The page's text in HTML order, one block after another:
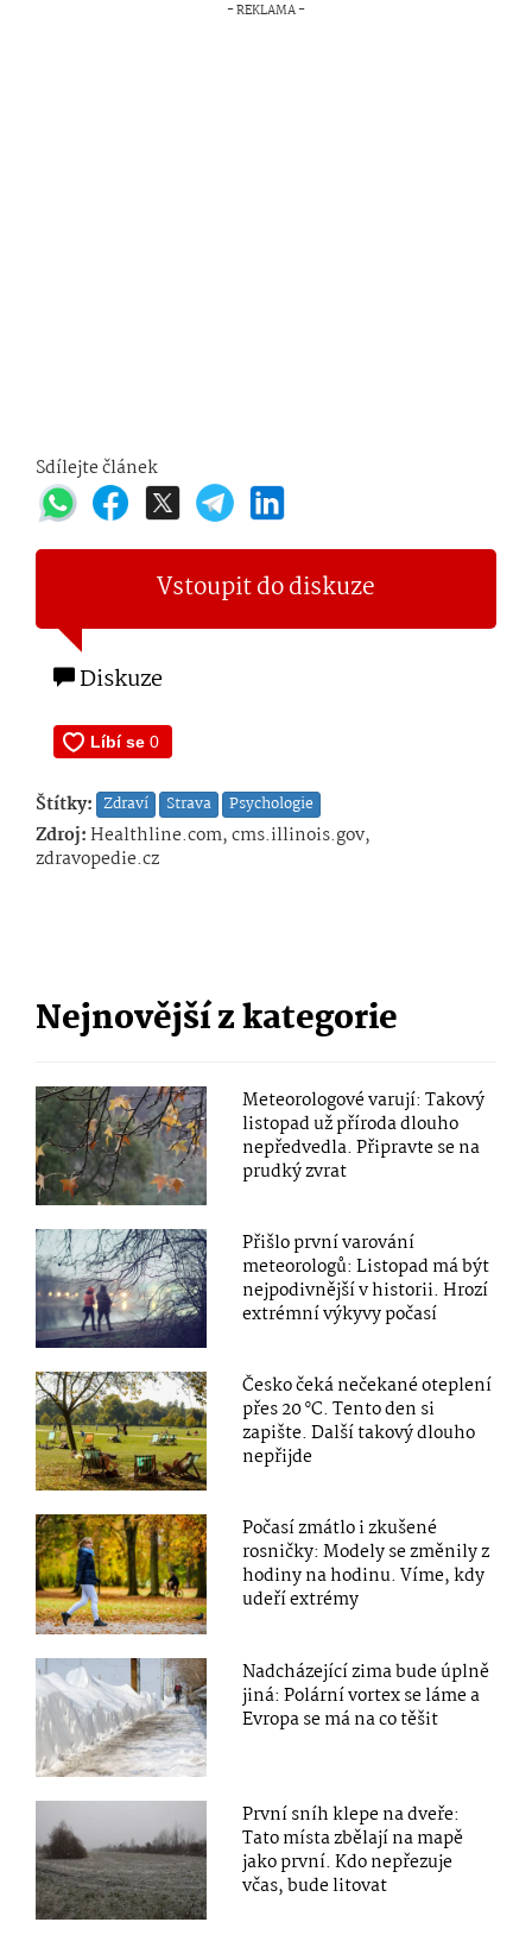
Sdílejte článek
Vstoupit do diskuze
Diskuze
Štítky: Zdraví Strava Psychologie
Zdroj:Healthline.com, cms.illinois.gov,
zdravopedie.cz
Nejnovější z kategorie
Meteorologové varují: Takový
listopad už příroda dlouho
nepředvedla. Připravte se na
prudký zvrat
Přišlo první varování
meteorologů: Listopad má být
nejpodivnější v historii. Hrozí
extrémní výkyvy počasí
Česko čeká nečekané oteplení
přes 20 °C. Tento den si
zapište. Další takový dlouho
nepřijde
Počasí zmátlo i zkušené
rosničky: Modely se změnily z
hodiny na hodinu. Víme, kdy
udeří extrémy
Nadcházející zima bude úplně
jiná: Polární vortex se láme a
Evropa se má na co těšit
První sníh klepe na dveře:
Tato místa zbělají na mapě
jako první. Kdo nepřezuje
včas, bude litovat